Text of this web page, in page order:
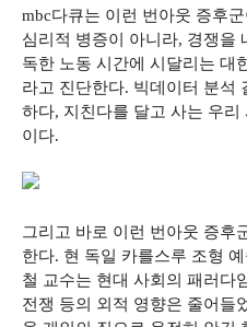
mbc다큐는 이런 번아웃 증후
심리적 병증이 아니라, 경쟁을
독한 노동 시간에 시달리는 대
라고 진단한다. 빅데이터 분석
하다, 지친다를 달고 사는 우
이다.
그리고 바로 이런 번아웃 증후
한다. 현 독일 카를스루 조형
철 교수는 현대 사회의 패러다
전쟁 등의 외적 영향은 줄어들